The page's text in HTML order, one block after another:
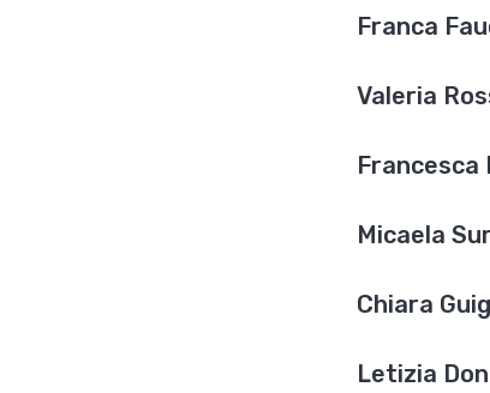
Franca
Valeria
Francesca
Micaela
Chiara
Letizia